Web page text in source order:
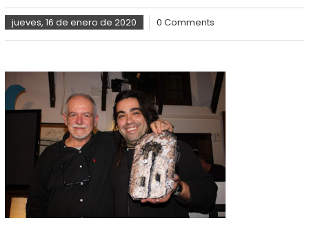
jueves, 16 de enero de 2020 0 Comments